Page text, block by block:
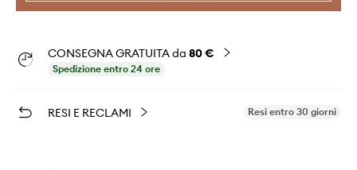
CONSEGNA GRATUITA da 80 €
Spedizione entro 24 ore
RESI E RECLAMI Resi entro 30 giorni